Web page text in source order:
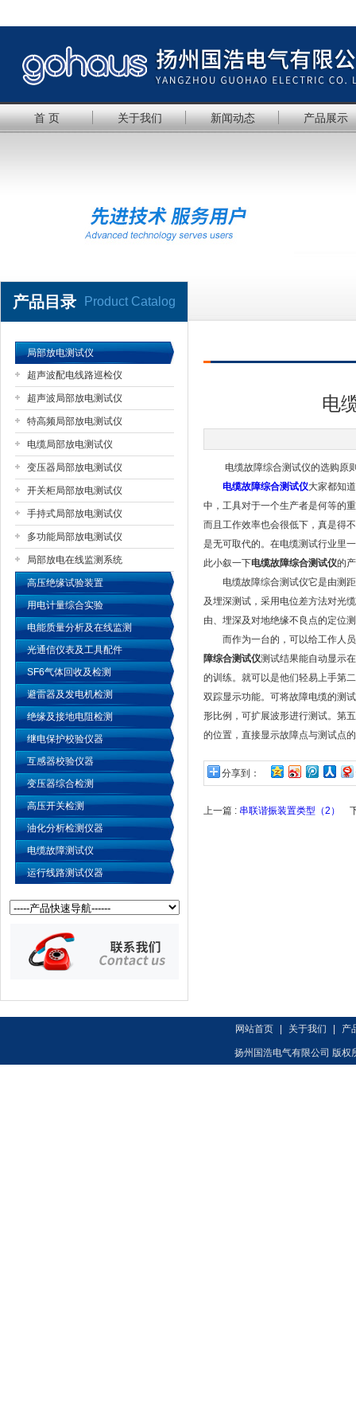
扬州国浩电气有限公司
首 页 关于我们 新闻动态 产品展示
产品目录 Product Catalog
局部放电测试仪
超声波配电线路巡检仪
超声波局部放电测试仪
特高频局部放电测试仪
电缆局部放电测试仪
变压器局部放电测试仪
开关柜局部放电测试仪
手持式局部放电测试仪
多功能局部放电测试仪
局部放电在线监测系统
高压绝缘试验装置
用电计量综合实验
电能质量分析及在线监测
光通信仪表及工具配件
SF6气体回收及检测
避雷器及发电机检测
绝缘及接地电阻检测
继电保护校验仪器
互感器校验仪器
变压器综合检测
高压开关检测
油化分析检测仪器
电缆故障测试仪
运行线路测试仪器
电
电缆故障综合测试仪的选购原
电缆故障综合测试仪大家都知
中，工具对于一个生产者是何等的
而且工作效率也会很低下，真是得
是无可取代的。在电缆测试行业里
此小叙一下电缆故障综合测试仪的
电缆故障综合测试仪它是由测距
及埋深测试，采用电位差方法对光
由、埋深及对地绝缘不良点的定位
而作为一台的，可以给工作人员
障综合测试仪测试结果能自动显示
的训练。就可以是他们轻易上手第
双踪显示功能。可将故障电缆的测
形比例，可扩展波形进行测试。第
的位置，直接显示故障点与测试点
分享到：
上一篇 : 串联谐振装置类型（2）
网站首页 关于我们 产
扬州国浩电气有限公司 版权